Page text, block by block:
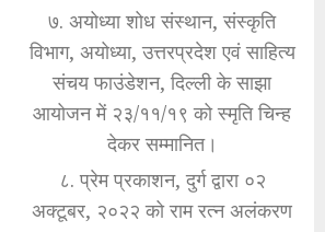
७. अयोध्या शोध संस्थान, संस्कृति
विभाग, अयोध्या, उत्तरप्रदेश एवं साहित्य
संचय फाउंडेशन, दिल्ली के साझा
आयोजन में २३/११/१९ को स्मृति चिन्ह
देकर सम्मानित।
८. प्रेम प्रकाशन, दुर्ग द्वारा ०२
अक्टूबर, २०२२ को राम रत्न अलंकरण